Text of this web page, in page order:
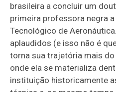
brasileira a concluir um
primeira professora negra
Tecnológico de
aplaudidos (e isso não é
torna sua trajetória mais
onde ela se materializa
instituição historicamente